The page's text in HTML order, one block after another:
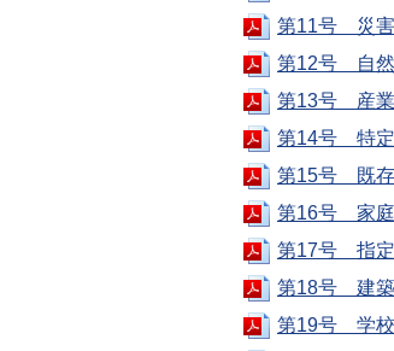
第11号 災害
第12号 自然
第13号 産業
第14号 特定
第15号 既存
第16号 家庭
第17号 指定
第18号 建築
第19号 学校